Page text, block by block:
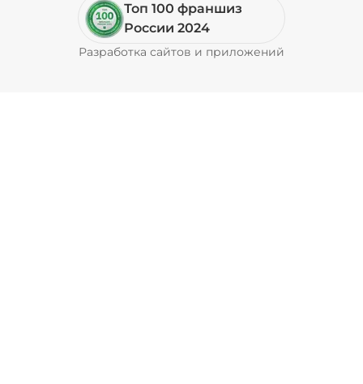
Топ 100 франшиз
России 2024
Разработка сайтов и приложений
Pyrobyte